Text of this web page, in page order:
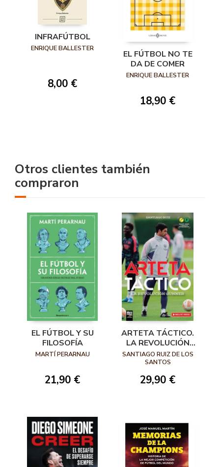
INFRAFÚTBOL
ENRIQUE BALLESTER
8,00 €
EL FÚTBOL NO TE
DA DE COMER
ENRIQUE BALLESTER
18,90 €
Otros clientes también
compraron
EL FÚTBOL Y SU
FILOSOFÍA
MARTÍ PERARNAU
21,90 €
ARTETA TÁCTICO.
LA REVOLUCIÓN
GUNNER
SANTIAGO RUIZ DE LOS
SANTOS
29,90 €